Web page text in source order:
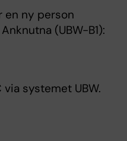
en ny person
(UBW-B1):
systemet UBW.